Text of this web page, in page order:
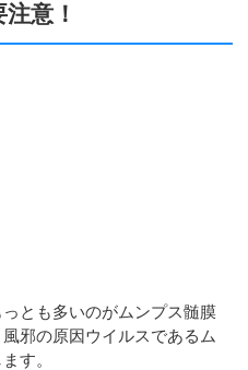
意！
とも多いのがムンプス髄膜
邪の原因ウイルスであるム
す。